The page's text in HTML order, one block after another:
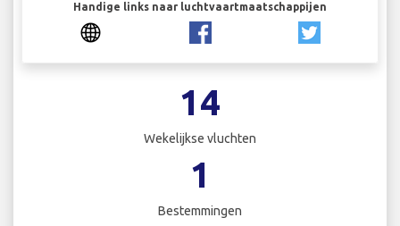
Handige links naar luchtvaartmaatschappijen
14
Wekelijkse vluchten
1
Bestemmingen